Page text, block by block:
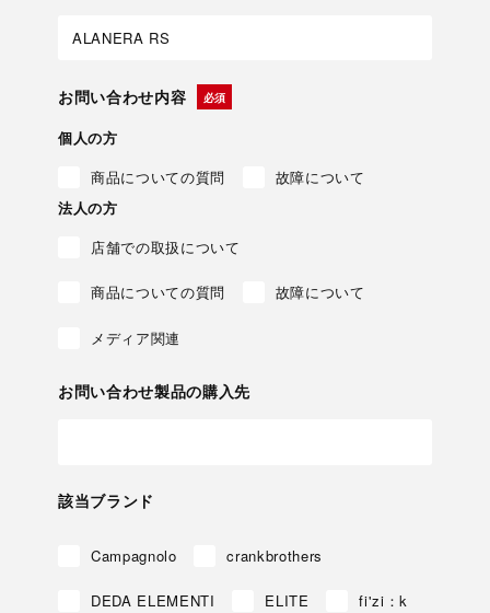
お問い合わせ内容
個人の方
商品についての質問
故障について
法人の方
店舗での取扱について
商品についての質問 故障について
メディア関連
お問い合わせ製品の購入先
該当ブランド
Campagnolo crankbrothers
DEDA ELEMENTI ELITE fi'zi：k